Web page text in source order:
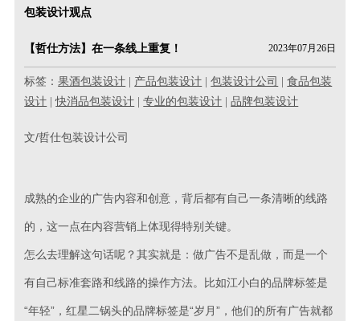
包装设计观点
【哲仕方法】在一条线上重复！ 2023年07月26日
标签：果酒包装设计 产品包装设计 |包装设计公司 |食品包装
设计 |快消品包装设计 |专业的包装设计 |品牌包装设计
文/哲仕包装设计公司
成熟的企业的广告内容和创意，背后都有自己一条清晰的线路
的，这一点在内容营销上体现得特别关键。
怎么去理解这句话呢？其实就是：做广告不是乱做，而是一个
有自己标准套路和线路的操作方法。比如江小白的品牌标签是
“年轻”，红星二锅头的品牌标签是“岁月”，他们的所有广告就都